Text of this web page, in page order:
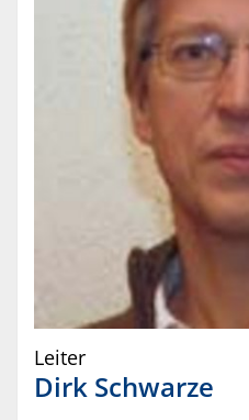
Leiter
Dirk Schwarze